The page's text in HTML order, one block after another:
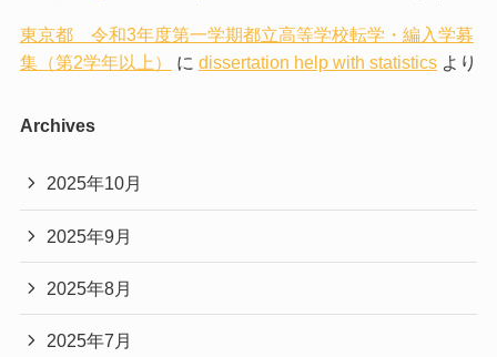
東京都 令和3年度第一学期都立高等学校転学・編入学募
集（第2学年以上）
に dissertation help with statisticsより
Archives
2025年10月
2025年9月
2025年8月
2025年7月